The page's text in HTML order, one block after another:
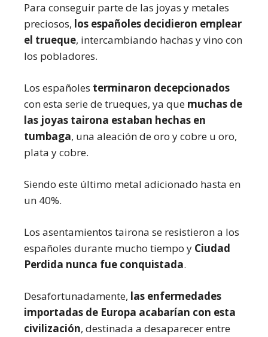
Para conseguir parte de las joyas y metales
preciosos, los españoles decidieron emplear
el trueque, intercambiando hachas y vino con
los pobladores.
Los españoles terminaron decepcionados
con esta serie de trueques, ya que muchas de
las joyas tairona estaban hechas en
tumbaga, una aleación de oro y cobre u oro,
plata y cobre.
Siendo este último metal adicionado hasta en
un 40%.
Los asentamientos tairona se resistieron a los
españoles durante mucho tiempo y Ciudad
Perdida nunca fue conquistada.
Desafortunadamente, las enfermedades
importadas de Europa acabarían con esta
civilización, destinada a desaparecer entre